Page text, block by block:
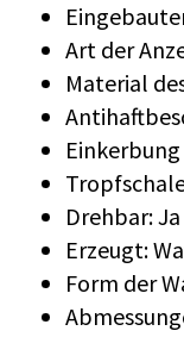
Art der
Material
Drehbar: Ja
Erzeugt:
Form der